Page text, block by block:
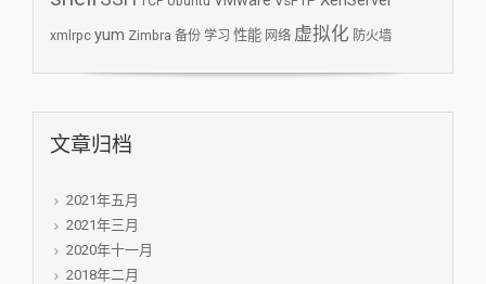
xmlrpc yum Zimbra 备份 学习 性能 网络 虚拟化 防火墙
文章归档
2021年五月
2021年三月
2020年十一月
2018年二月